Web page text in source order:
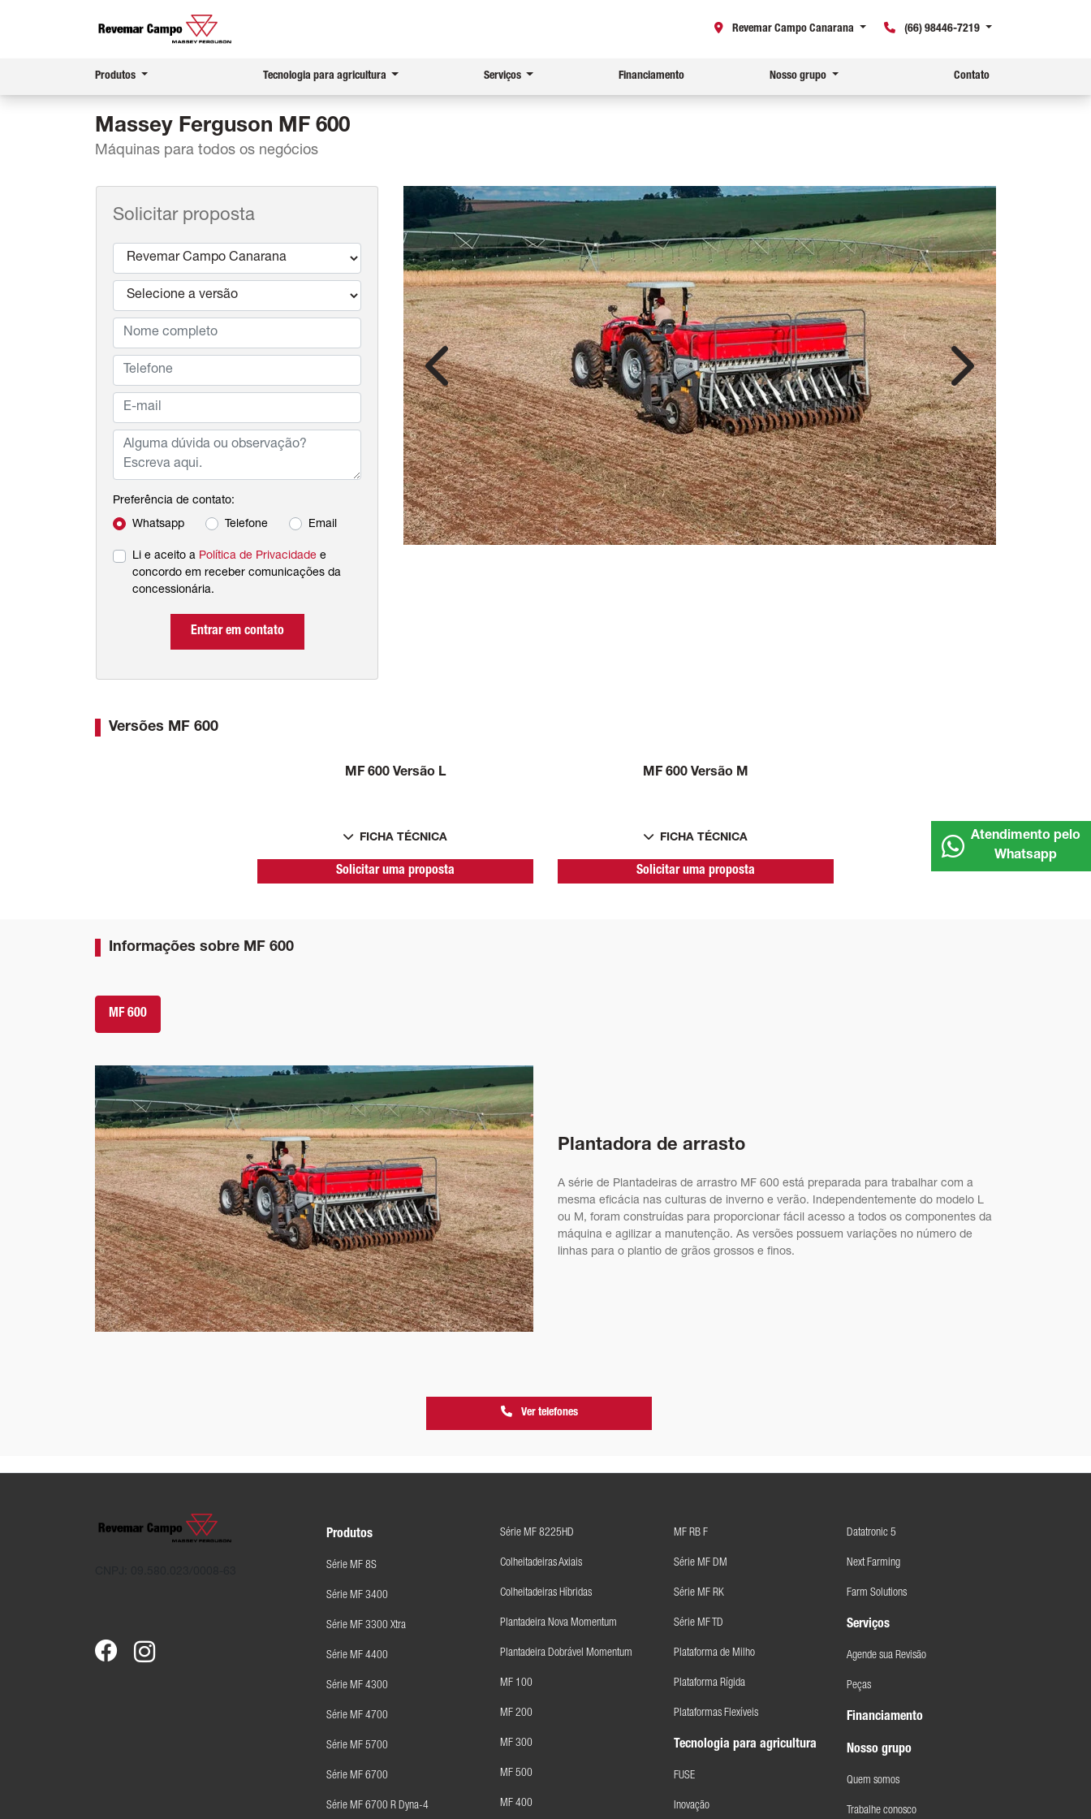
(66) 98446-7219
Revemar Campo Canarana
Produtos Tecnologia para agricultura Serviços Financiamento Nosso grupo Contato
Massey Ferguson MF 600
Máquinas para todos os negócios
Solicitar proposta
Preferência de contato:
Whatsapp Telefone Email
Li e aceito a Política de Privacidade e
concordo em receber comunicações da
concessionária.
Entrar em contato
Anterior Próximo
Versões MF 600
MF 600 Versão L
FICHA TÉCNICA
Solicitar uma proposta
MF 600 Versão M
FICHA TÉCNICA
Solicitar uma proposta
Informações sobre MF 600
MF 600
Plantadora de arrasto
A série de Plantadeiras de arrastro MF 600 está preparada para trabalhar com a
mesma eficácia nas culturas de inverno e verão. Independentemente do modelo L
ou M, foram construídas para proporcionar fácil acesso a todos os componentes da
máquina e agilizar a manutenção. As versões possuem variações no número de
linhas para o plantio de grãos grossos e finos.
Ver telefones
Produtos
Série MF 8S
Série MF 3400
Série MF 3300 Xtra
Série MF 4400
Série MF 4300
Série MF 4700
Série MF 5700
Série MF 6700
Série MF 6700 R Dyna-4
Série MF 8225HD
Colheitadeiras Axiais
Colheitadeiras Híbridas
Plantadeira Nova Momentum
Plantadeira Dobrável Momentum
MF 100
MF 200
MF 300
MF 500
MF 400
MF RB F
Série MF DM
Série MF RK
Série MF TD
Plataforma de Milho
Plataforma Rígida
Plataformas Flexíveis
Tecnologia para agricultura
FUSE
Inovação
Datatronic 5
Next Farming
Farm Solutions
Serviços
Agende sua Revisão
Peças
Financiamento
Nosso grupo
Quem somos
Trabalhe conosco
Atendimento pelo
Whatsapp